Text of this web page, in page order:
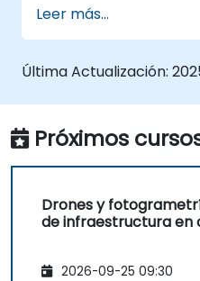
crear mapas
Utilizar datos de
supervisión de
Aplicar
mejorar la
sitios de
Leer más...
Última Actualización:
Próximos
Drones y
de infraestructura en
2026-09-25 09:30